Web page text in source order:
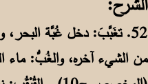
52. تغَبَّبَ: دخل غُبَّة البحر،
من الشيء آخره، والغُبُّ: